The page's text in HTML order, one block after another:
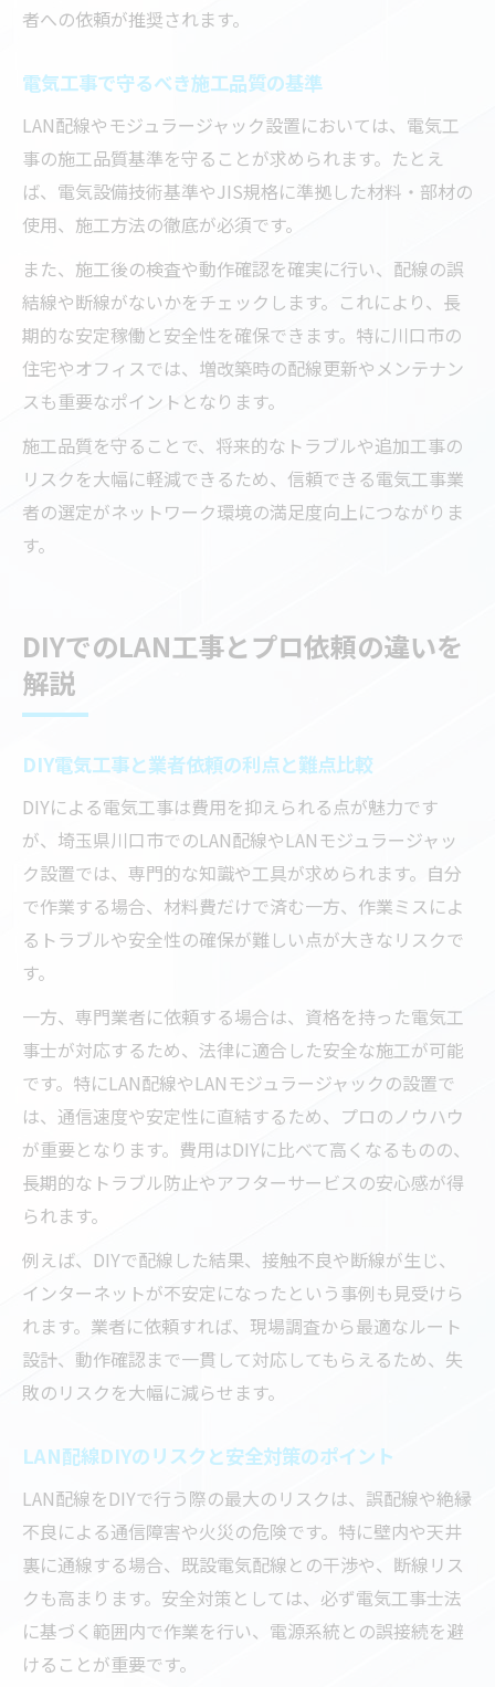
者への依頼が推奨されます。
電気工事で守るべき施工品質の基準
LAN配線やモジュラージャック設置においては、電気工
事の施工品質基準を守ることが求められます。たとえ
ば、電気設備技術基準やJIS規格に準拠した材料・部材の
使用、施工方法の徹底が必須です。
また、施工後の検査や動作確認を確実に行い、配線の誤
結線や断線がないかをチェックします。これにより、長
期的な安定稼働と安全性を確保できます。特に川口市の
住宅やオフィスでは、増改築時の配線更新やメンテナン
スも重要なポイントとなります。
施工品質を守ることで、将来的なトラブルや追加工事の
リスクを大幅に軽減できるため、信頼できる電気工事業
者の選定がネットワーク環境の満足度向上につながりま
す。
DIYでのLAN工事とプロ依頼の違いを
解説
DIY電気工事と業者依頼の利点と難点比較
DIYによる電気工事は費用を抑えられる点が魅力です
が、埼玉県川口市でのLAN配線やLANモジュラージャッ
ク設置では、専門的な知識や工具が求められます。自分
で作業する場合、材料費だけで済む一方、作業ミスによ
るトラブルや安全性の確保が難しい点が大きなリスクで
す。
一方、専門業者に依頼する場合は、資格を持った電気工
事士が対応するため、法律に適合した安全な施工が可能
です。特にLAN配線やLANモジュラージャックの設置で
は、通信速度や安定性に直結するため、プロのノウハウ
が重要となります。費用はDIYに比べて高くなるものの、
長期的なトラブル防止やアフターサービスの安心感が得
られます。
例えば、DIYで配線した結果、接触不良や断線が生じ、
インターネットが不安定になったという事例も見受けら
れます。業者に依頼すれば、現場調査から最適なルート
設計、動作確認まで一貫して対応してもらえるため、失
敗のリスクを大幅に減らせます。
LAN配線DIYのリスクと安全対策のポイント
LAN配線をDIYで行う際の最大のリスクは、誤配線や絶縁
不良による通信障害や火災の危険です。特に壁内や天井
裏に通線する場合、既設電気配線との干渉や、断線リス
クも高まります。安全対策としては、必ず電気工事士法
に基づく範囲内で作業を行い、電源系統との誤接続を避
けることが重要です。